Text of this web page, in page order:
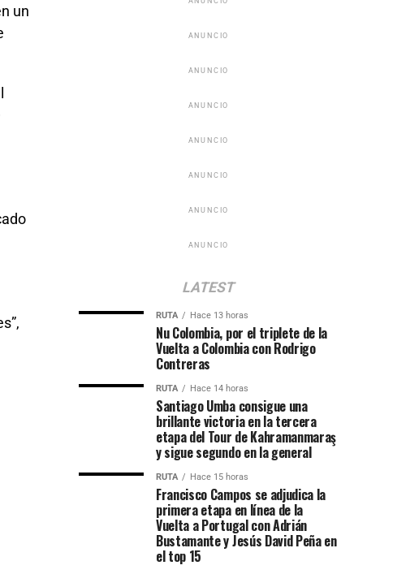
un
ANUNCIO
ANUNCIO
ANUNCIO
ANUNCIO
ANUNCIO
ANUNCIO
ANUNCIO
LATEST
RUTA Hace 13 horas
Nu Colombia, por el triplete de la
Vuelta a Colombia con Rodrigo
Contreras
RUTA Hace 14 horas
Santiago Umba consigue una
brillante victoria en la tercera
etapa del Tour de Kahramanmaraş
y sigue segundo en la general
RUTA Hace 15 horas
Francisco Campos se adjudica la
primera etapa en línea de la
Vuelta a Portugal con Adrián
Bustamante y Jesús David Peña en
el top 15